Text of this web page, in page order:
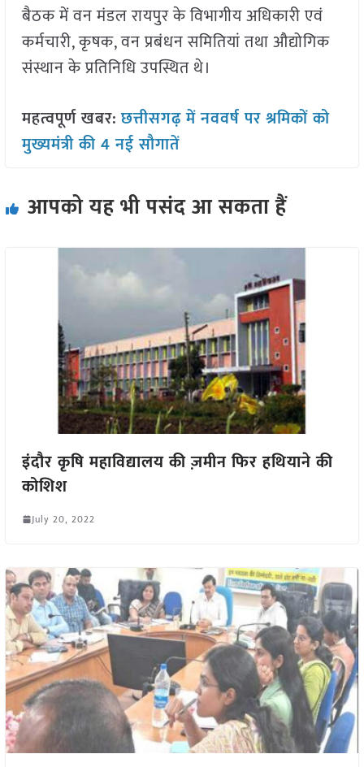
बैठक में वन मंडल रायपुर के विभागीय अधिकारी एवं
कर्मचारी, कृषक, वन प्रबंधन समितियां तथा औद्योगिक
संस्थान के प्रतिनिधि उपस्थित थे।
महत्वपूर्ण खबर:छत्तीसगढ़ में नववर्ष पर श्रमिकों को
मुख्यमंत्री की4नई सौगातें
आपको यह भी पसंद आ सकता हैं
इंदौर कृषि महाविद्यालय की ज़मीन फिर हथियाने की
कोशिश
July 20, 2022